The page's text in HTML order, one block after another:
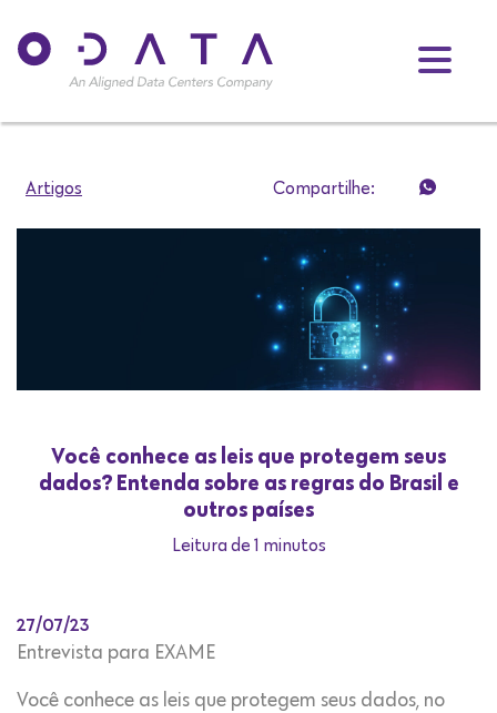
Artigos Compartilhe:
Você conhece as leis que protegem seus
dados? Entenda sobre as regras do Brasil e
outros países
Leitura de 1 minutos
27/07/23
Entrevista para EXAME
Você conhece as leis que protegem seus dados, no